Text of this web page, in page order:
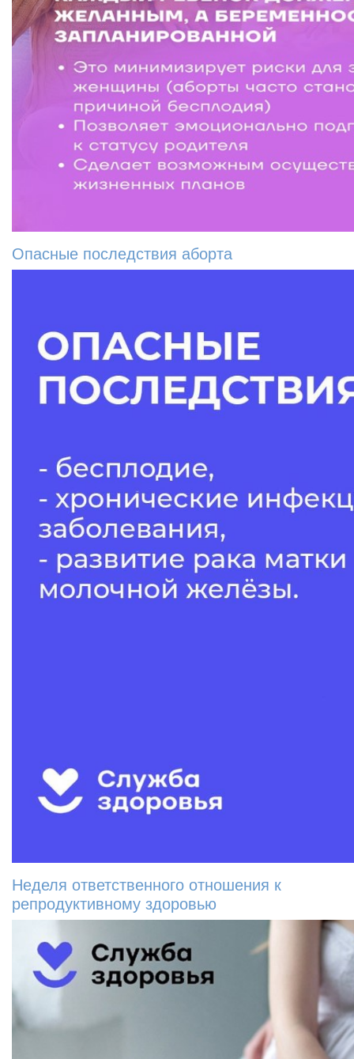
Опасные последствия аборта
Неделя ответственного отношения к
репродуктивному здоровью